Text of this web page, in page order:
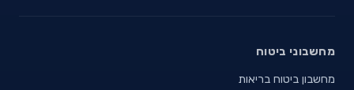
מחשבוני ביטוח
מחשבון ביטוח בריאות